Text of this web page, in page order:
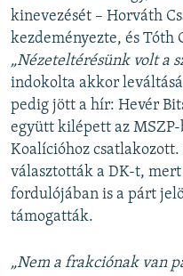
kinevezését – Horváth
kezdeményezte, és Tóth
„Nézeteltérésünk volt a
indokolta akkor
pedig jött a hír: Hevér
együtt kilépett az
Koalícióhoz
választották a DK-t,
fordulójában is a párt
támogatták.
„Nem a frakciónak van